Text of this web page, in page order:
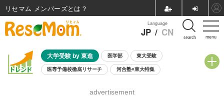
menu
Language
JP / CN search
大学受験 by 東進 医学部 東大受験
医専予備校徹底リサーチ 河合塾×東大特集
8月開催学校説明会・相談会
advertisement
リセマム メンバーズ